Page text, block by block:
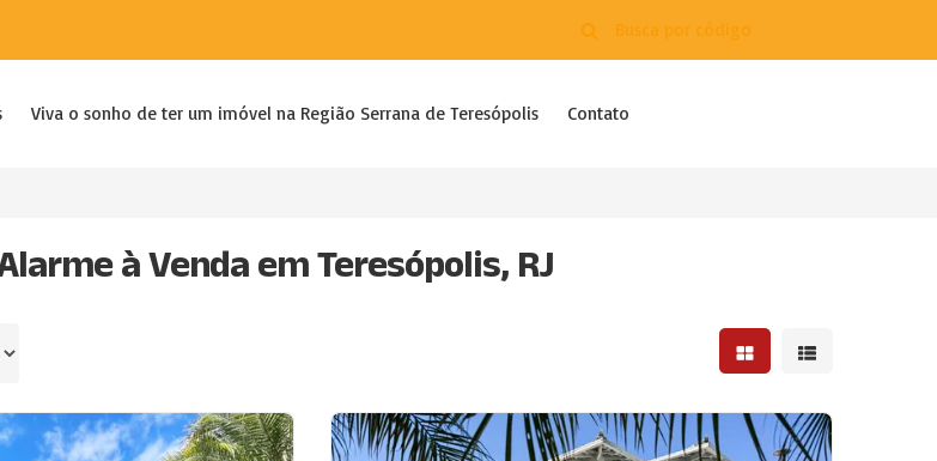
Viva o sonho de ter um imóvel na Região Serrana de Teresópolis Contato
à Venda em Teresópolis, RJ
Mostrar resultados em
Mostrar